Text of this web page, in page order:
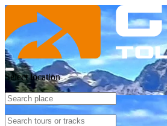
Select location